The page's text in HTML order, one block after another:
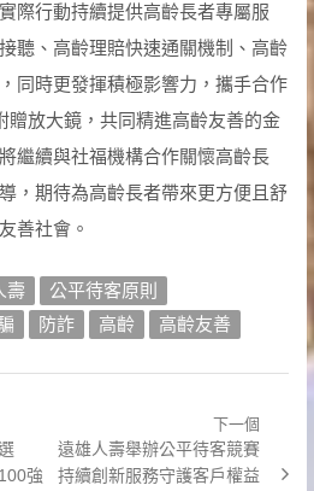
際行動持續提供高齡長者專屬服
聽、高齡理賠快速通關機制、高齡
同時更發揮積極影響力，攜手合作
贈放大鏡，共同精進高齡友善的金
繼續與社福機構合作關懷高齡長
，期待為高齡長者帶來更方便且舒
善社會。
壽
公平待客原則
防詐 高齡 高齡友善
強
下一個
Next
post:
遠雄人壽舉辦公平待客競賽
持續創新服務守護客戶權益